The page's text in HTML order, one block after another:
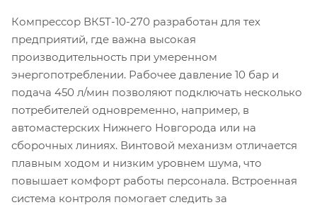
Компрессор ВК5Т-10-270 разработан для тех
предприятий, где важна высокая
производительность при умеренном
энергопотреблении. Рабочее давление 10 бар и
подача 450 л/мин позволяют подключать несколько
потребителей одновременно, например, в
автомастерских Нижнего Новгорода или на
сборочных линиях. Винтовой механизм отличается
плавным ходом и низким уровнем шума, что
повышает комфорт работы персонала. Встроенная
система контроля помогает следить за